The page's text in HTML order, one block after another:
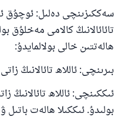
سەككىزىنچى دەلىل: ئوچۇق
تائائالانىڭ كالامى
ھالەتتىن خالى بولالمايدۇ:
بىرىنچى: ئاللاھ تائالانىڭ
ئىككىنچى: ئاللاھ تائالانىڭ
بولىدۇ. ئىككىلا ھالەت باتىل